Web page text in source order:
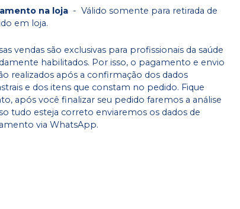
na loja - Válido somente para retirada de
em loja.
vendas são exclusivas para profissionais da saúde
habilitados. Por isso, o pagamento e envio
realizados após a confirmação dos dados
e dos itens que constam no pedido. Fique
após você finalizar seu pedido faremos a análise
tudo esteja correto enviaremos os dados de
via WhatsApp.